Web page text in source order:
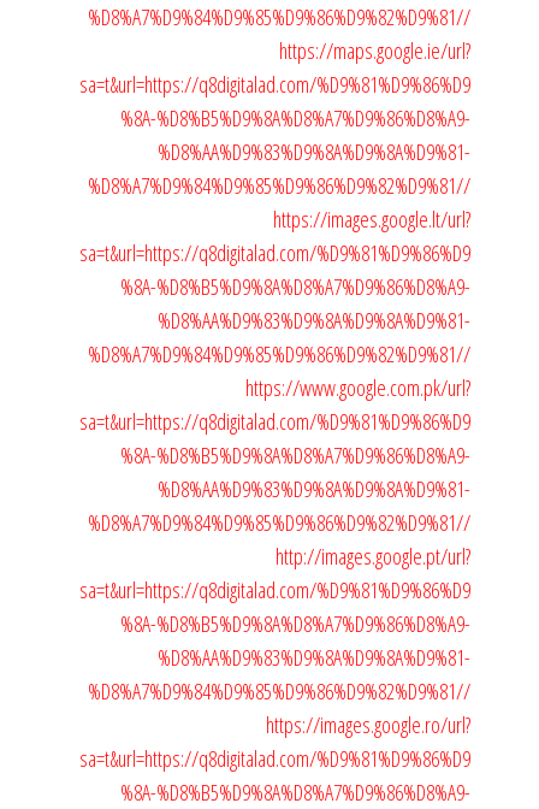
%D8%A7%D9%84%D9%85%D9%86%D9%82%D9%81//
https://maps.google.ie/url?
sa=t&url=https://q8digitalad.com/%D9%81%D9%86%D9
%8A-%D8%B5%D9%8A%D8%A7%D9%86%D8%A9-
%D8%AA%D9%83%D9%8A%D9%8A%D9%81-
%D8%A7%D9%84%D9%85%D9%86%D9%82%D9%81//
https://images.google.lt/url?
sa=t&url=https://q8digitalad.com/%D9%81%D9%86%D9
%8A-%D8%B5%D9%8A%D8%A7%D9%86%D8%A9-
%D8%AA%D9%83%D9%8A%D9%8A%D9%81-
%D8%A7%D9%84%D9%85%D9%86%D9%82%D9%81//
https://www.google.com.pk/url?
sa=t&url=https://q8digitalad.com/%D9%81%D9%86%D9
%8A-%D8%B5%D9%8A%D8%A7%D9%86%D8%A9-
%D8%AA%D9%83%D9%8A%D9%8A%D9%81-
%D8%A7%D9%84%D9%85%D9%86%D9%82%D9%81//
http://images.google.pt/url?
sa=t&url=https://q8digitalad.com/%D9%81%D9%86%D9
%8A-%D8%B5%D9%8A%D8%A7%D9%86%D8%A9-
%D8%AA%D9%83%D9%8A%D9%8A%D9%81-
%D8%A7%D9%84%D9%85%D9%86%D9%82%D9%81//
https://images.google.ro/url?
sa=t&url=https://q8digitalad.com/%D9%81%D9%86%D9
%8A-%D8%B5%D9%8A%D8%A7%D9%86%D8%A9-